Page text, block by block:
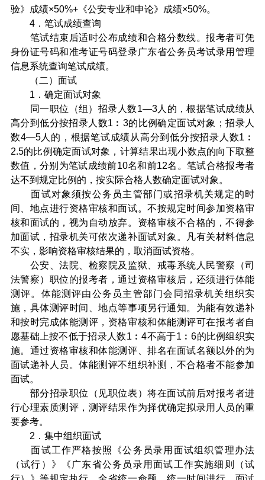
验》成绩×50%+《公安专业和申论》成绩×50%。
4．笔试成绩查询
笔试结束后适时公布成绩和合格分数线。报考者可凭
身份证号码和准考证号码登录广东省公务员考试录用管理
信息系统查询笔试成绩。
（二）面试
1．确定面试对象
同一职位（组）招录人数1—3人的，根据笔试成绩从
高分到低分按招录人数1︰3的比例确定面试对象；招录人
数4—5人的，根据笔试成绩从高分到低分按招录人数1︰
2.5的比例确定面试对象，计算结果出现小数点的向下取整
数值，分别为笔试成绩前10名和前12名。笔试合格报考者
达不到规定比例的，按实际合格人数确定面试对象。
面试对象须按公务员主管部门或招录机关规定的时
间、地点进行资格审核和面试。不按规定时间参加资格审
核和面试的，视为自动放弃。资格审核不合格的，不得参
加面试，招录机关可依次递补面试对象。凡有关材料信息
不实，影响资格审核结果的，取消面试资格。
公安、法院、检察院及监狱、戒毒系统人民警察（司
法警察）职位的报考者，通过资格审核后，还须进行体能
测评。体能测评由公务员主管部门会同招录机关组织实
施，具体测评时间、地点等事项另行通知。为能有效递补
和按时完成体能测评，资格审核和体能测评可在报考者自
愿基础上按不低于招录人数1︰4不高于1︰6的比例组织实
施。通过资格审核和体能测评、排名在面试名额以外的为
面试递补人员。体能测评不组织补测，不合格者不能参加
面试。
部分招录职位（见职位表）将在面试前后对报考者进
行心理素质测评，测评结果作为择优确定拟录用人员的重
要参考。
2．集中组织面试
面试工作严格按照《公务员录用面试组织管理办法
（试行）》《广东省公务员录用面试工作实施细则（试